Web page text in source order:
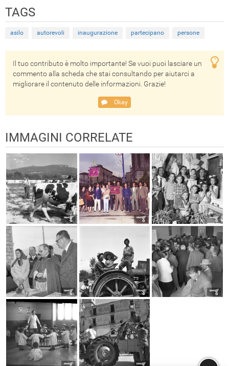
TAGS
asilo autorevoli inaugurazione partecipano persone
Il tuo contributo è molto importante! Se vuoi puoi lasciare un
commento alla scheda che stai consultando per aiutarci a
migliorare il contenuto delle informazioni. Grazie!
Okay
IMMAGINI CORRELATE